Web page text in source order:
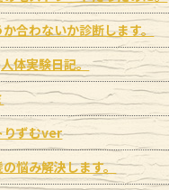
合わないか診断します。
体実験日記。
りずむver
悩み解決します。